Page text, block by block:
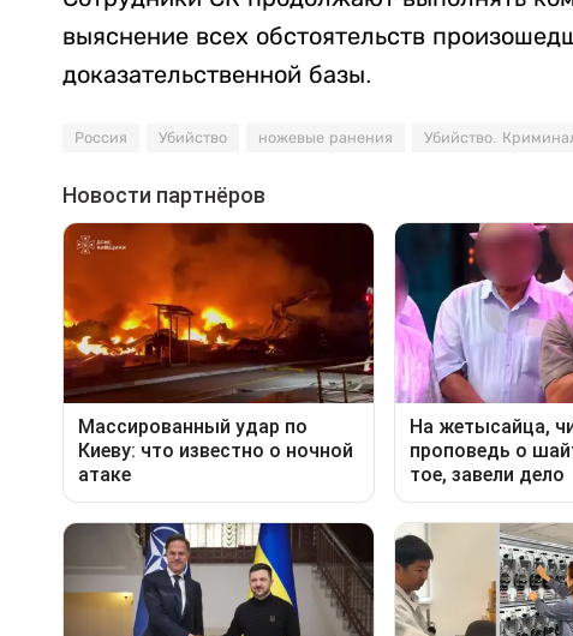
выяснение всех обстоятельств
доказательственной базы.
Россия Убийство ножевые ранения Убийство.